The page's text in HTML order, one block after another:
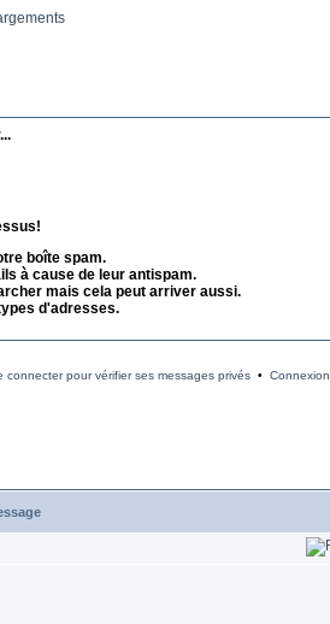
boîte spam.
à cause de leur antispam.
mais cela peut arriver aussi.
d'adresses.
connecter pour vérifier ses messages privés• Connexion